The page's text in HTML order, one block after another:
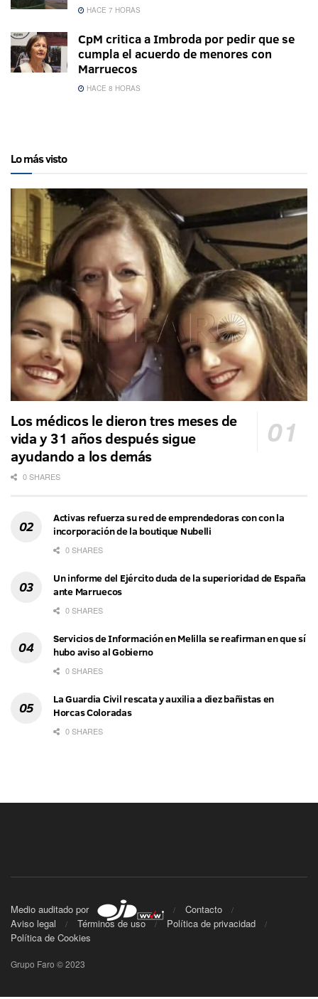
HACE 7 HORAS
CpM critica a Imbroda por pedir que se
cumpla el acuerdo de menores con
Marruecos
HACE 8 HORAS
Lo más visto
Los médicos le dieron tres meses de
vida y 31 años después sigue
ayudando a los demás
0 SHARES
Activas refuerza su red de emprendedoras con con la
incorporación de la boutique Nubelli
0 SHARES
Un informe del Ejército duda de la superioridad de España
ante Marruecos
0 SHARES
Servicios de Información en Melilla se reafirman en que sí
hubo aviso al Gobierno
0 SHARES
La Guardia Civil rescata y auxilia a diez bañistas en
Horcas Coloradas
0 SHARES
Medio auditado por
Contacto
Aviso legal
Términos de uso
Política de privacidad
Política de Cookies
Grupo Faro © 2023